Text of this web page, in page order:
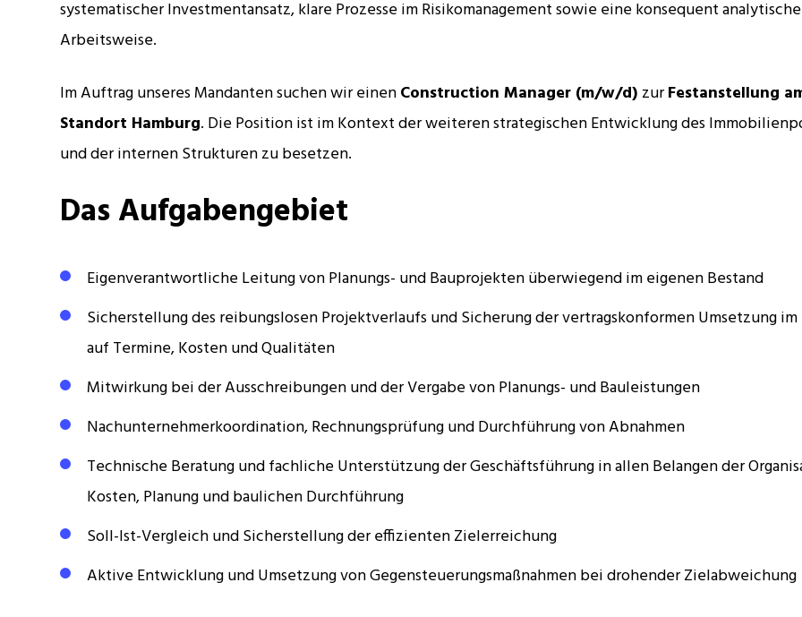
systematischer Investmentansatz, klare Prozesse im Risikomanagement sowie eine konsequent analytische
Arbeitsweise.
Im Auftrag unseres Mandanten suchen wir einenConstruction Manager (m/w/d) zurFestanstellung
Standort Hamburg. Die Position ist im Kontext der weiteren strategischen Entwicklung des
und der internen Strukturen zu besetzen.
Das Aufgabengebiet
Eigenverantwortliche Leitung von Planungs- und Bauprojekten überwiegend im eigenen Bestand
Sicherstellung des reibungslosen Projektverlaufs und Sicherung der vertragskonformen Umsetzung
auf Termine, Kosten und Qualitäten
Mitwirkung bei der Ausschreibungen und der Vergabe von Planungs- und Bauleistungen
Nachunternehmerkoordination, Rechnungsprüfung und Durchführung von Abnahmen
Technische Beratung und fachliche Unterstützung der Geschäftsführung in allen Belangen der
Kosten, Planung und baulichen Durchführung
Soll-Ist-Vergleich und Sicherstellung der effizienten Zielerreichung
Aktive Entwicklung und Umsetzung von Gegensteuerungsmaßnahmen bei drohender Zielabweichung